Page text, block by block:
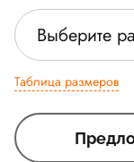
Выберите
Таблица размеров